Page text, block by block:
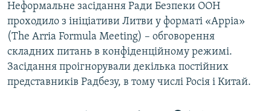
Неформальне засідання Ради Безпеки ООН
проходило з ініціативи Литви у форматі «Арріа»
(The Arria Formula Meeting) – обговорення
складних питань в конфіденційному режимі.
Засідання проігнорували декілька постійних
представників Радбезу, в тому числі Росія і Китай.